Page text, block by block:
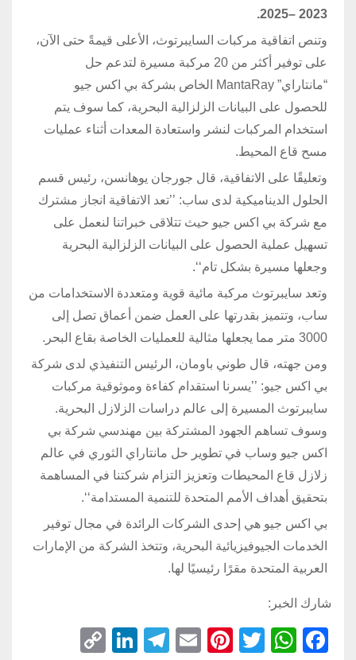
2023 –
2025.
وتنص اتفاقية مركبات السايبرتوث، الأعلى قيمةً حتى الآن،
على توفير أكثر من 20 مركبة مسيرة لتدعم حل
“مانتاراي” MantaRay الخاص بشركة بي اكس جيو
للحصول على البيانات الزلزالية البحرية، كما سوف يتم
استخدام المركبات لنشر واستعادة المعدات أثناء عمليات
مسح قاع المحيط.
وتعليقًا على الاتفاقية، قال جورجان يوهانسن، رئيس قسم
الحلول الديناميكية لدى ساب: ’’تعد الاتفاقية انجاز مشترك
مع شركة بي اكس جيو حيث تتلاقى خبراتنا لنعمل على
تسهيل عملية الحصول على البيانات الزلزالية البحرية
وجعلها مسيرة بشكل تام‘‘.
وتعد سايبرتوث مركبة مائية قوية ومتعددة الاستخدامات من
ساب، وتتميز بقدرتها على العمل ضمن أعماق تصل إلى
3000 متر مما يجعلها مثالية للعمليات الخاصة بقاع البحر.
ومن جهته، قال طوني باومان، الرئيس التنفيذي لدى شركة
بي اكس جيو: ’’يسرنا استقدام كفاءة وموثوقية مركبات
سايبرتوث المسيرة إلى عالم دراسات الزلازل البحرية.
وسوف تساهم الجهود المشتركة بين مهندسي شركة بي
اكس جيو وساب في تطوير حل مانتاراي الثوري في عالم
زلازل قاع المحيطات وتعزيز التزام شركتنا في المساهمة
بتحقيق أهداف الأمم المتحدة للتنمية المستدامة‘‘.
بي اكس جيو هي إحدى الشركات الرائدة في مجال توفير
الخدمات الجيوفيزيائية البحرية، وتتخذ الشركة من الإمارات
العربية المتحدة مقرًا رئيسيًا لها.
شارك الخبر:
F
W
T
Pi
E
T
Li